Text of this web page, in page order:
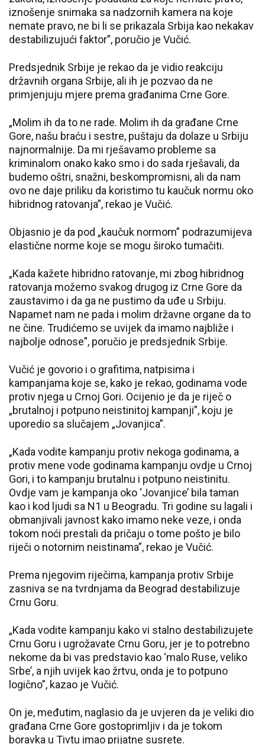
iznošenje snimaka sa nadzornih kamera na koje
nemate pravo, ne bi li se prikazala Srbija kao nekakav
destabilizujući faktor”, poručio je Vučić.
Predsjednik Srbije je rekao da je vidio reakciju
državnih organa Srbije, ali ih je pozvao da ne
primjenjuju mjere prema građanima Crne Gore.
„Molim ih da to ne rade. Molim ih da građane Crne
Gore, našu braću i sestre, puštaju da dolaze u Srbiju
najnormalnije. Da mi rješavamo probleme sa
kriminalom onako kako smo i do sada rješavali, da
budemo oštri, snažni, beskompromisni, ali da nam
ovo ne daje priliku da koristimo tu kaučuk normu oko
hibridnog ratovanja”, rekao je Vučić.
Objasnio je da pod „kaučuk normom” podrazumijeva
elastične norme koje se mogu široko tumačiti.
„Kada kažete hibridno ratovanje, mi zbog hibridnog
ratovanja možemo svakog drugog iz Crne Gore da
zaustavimo i da ga ne pustimo da uđe u Srbiju.
Napamet nam ne pada i molim državne organe da to
ne čine. Trudićemo se uvijek da imamo najbliže i
najbolje odnose”, poručio je predsjednik Srbije.
Vučić je govorio i o grafitima, natpisima i
kampanjama koje se, kako je rekao, godinama vode
protiv njega u Crnoj Gori. Ocijenio je da je riječ o
„brutalnoj i potpuno neistinitoj kampanji”, koju je
uporedio sa slučajem „Jovanjica”.
„Kada vodite kampanju protiv nekoga godinama, a
protiv mene vode godinama kampanju ovdje u Crnoj
Gori, i to kampanju brutalnu i potpuno neistinitu.
Ovdje vam je kampanja oko ‘Jovanjice’ bila taman
kao i kod ljudi sa N1 u Beogradu. Tri godine su lagali i
obmanjivali javnost kako imamo neke veze, i onda
tokom noći prestali da pričaju o tome pošto je bilo
riječi o notornim neistinama”, rekao je Vučić.
Prema njegovim riječima, kampanja protiv Srbije
zasniva se na tvrdnjama da Beograd destabilizuje
Crnu Goru.
„Kada vodite kampanju kako vi stalno destabilizujete
Crnu Goru i ugrožavate Crnu Goru, jer je to potrebno
nekome da bi vas predstavio kao ‘malo Ruse, veliko
Srbe’, a njih uvijek kao žrtvu, onda je to potpuno
logično”, kazao je Vučić.
On je, međutim, naglasio da je uvjeren da je veliki dio
građana Crne Gore gostoprimljiv i da je tokom
boravka u Tivtu imao prijatne susrete.